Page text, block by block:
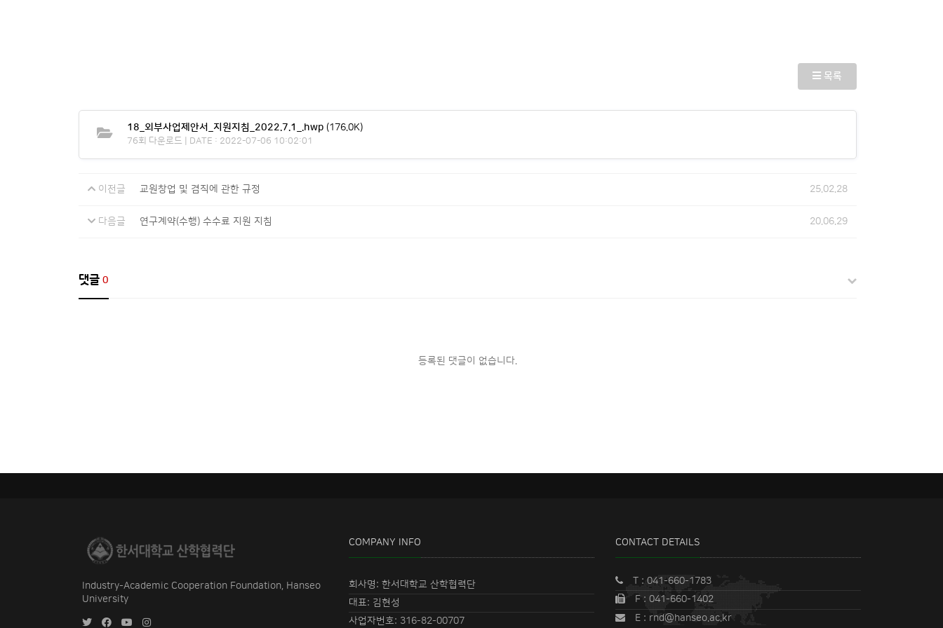
목록
18_외부사업제안서_지원지침_2022.7.1_.hwp (176.0K)
76회 다운로드 | DATE : 2022-07-06 10:02:01
이전글 교원창업 및 겸직에 관한 규정 25.02.28
다음글 연구계약(수행) 수수료 지원 지침 20.06.29
댓글 0
등록된 댓글이 없습니다.
Industry-Academic Cooperation Foundation, Hanseo
University
COMPANY INFO
회사명: 한서대학교 산학협력단
대표: 김현성
사업자번호: 316-82-00707
CONTACT DETAILS
T : 041-660-1783
F : 041-660-1402
E : rnd@hanseo.ac.kr